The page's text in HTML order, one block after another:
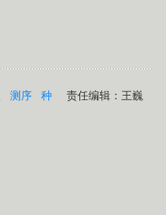
责任编辑：王巍
测序
种